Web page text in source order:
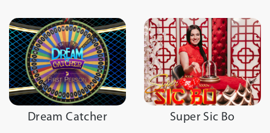
Dream Catcher Super Sic Bo